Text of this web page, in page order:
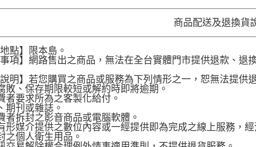
商品配送及退換貨
點】限本島。
項】網路售出之商品，無法在全台實體門市提供退款、退
明】若您購買之商品或服務為下列情形之一，恕無法提供
敗、保存期限較短或解約時即將逾期。
者要求所為之客製化給付。
期刊或雜誌。
者拆封之影音商品或電腦軟體。
形媒介提供之數位內容或一經提供即為完成之線上服務，
之個人衛生用品。